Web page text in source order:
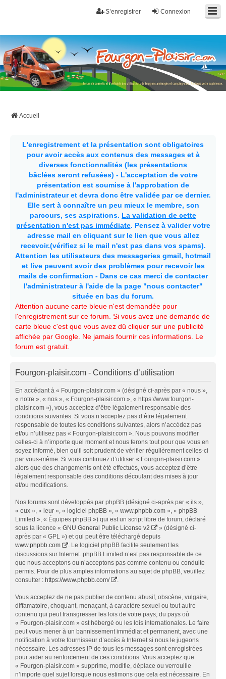
Connexion
S’enregistrer
Fourgon-plaisir.com
Forum de conseils et d'entraide des utilisateurs de fourgons, fourgons
aménagés, vans et de camping-car. Partagez votre expérience.
Accueil
L'enregistrement et la présentation sont obligatoires
pour avoir accès aux contenus des messages et à
diverses fonctionnalités (les présentations
bâclées seront refusées) - L'acceptation de votre
présentation est soumise à l'approbation de
l'administrateur et devra donc être validée par ce dernier.
Elle sert à connaître un peu mieux le membre, son
parcours, ses aspirations. La validation de cette
présentation n'est pas immédiate. Pensez à valider votre
adresse mail en cliquant sur le lien que vous allez
recevoir.(vérifiez si le mail n'est pas dans vos spams).
Attention les utilisateurs des messageries gmail, hotmail
et live peuvent avoir des problèmes pour recevoir les
mails de confirmation - Dans ce cas merci de contacter
l'administrateur à l'aide de la page "nous contacter"
située en bas du forum.
Attention aucune carte bleue n'est demandée pour
l'enregistrement sur ce forum. Si vous avez une demande de
carte bleue c'est que vous avez dû cliquer sur une publicité
affichée par Google. Ne jamais fournir ces informations. Le
forum est gratuit.
Fourgon-plaisir.com - Conditions d’utilisation
En accédant à « Fourgon-plaisir.com » (désigné ci-après par « nous »,
« notre », « nos », « Fourgon-plaisir.com », « https://www.fourgon-
plaisir.com »), vous acceptez d’être légalement responsable des
conditions suivantes. Si vous n’acceptez pas d’être légalement
responsable de toutes les conditions suivantes, alors n’accédez pas
et/ou n’utilisez pas « Fourgon-plaisir.com ». Nous pouvons modifier
celles-ci à n’importe quel moment et nous ferons tout pour que vous en
soyez informé, bien qu’il soit prudent de vérifier régulièrement celles-ci
par vous-même. Si vous continuez d’utiliser « Fourgon-plaisir.com »
alors que des changements ont été effectués, vous acceptez d’être
légalement responsable des conditions découlant des mises à jour
et/ou modifications.
Nos forums sont développés par phpBB (désigné ci-après par « ils »,
« eux », « leur », « logiciel phpBB », « www.phpbb.com », « phpBB
Limited », « Équipes phpBB ») qui est un script libre de forum, déclaré
sous la licence « GNU General Public License v2
» (désigné ci-
après par « GPL ») et qui peut être téléchargé depuis
www.phpbb.com
. Le logiciel phpBB facilite seulement les
discussions sur Internet. phpBB Limited n’est pas responsable de ce
que nous acceptons ou n’acceptons pas comme contenu ou conduite
permis. Pour de plus amples informations au sujet de phpBB, veuillez
consulter : https://www.phpbb.com/
Vous acceptez de ne pas publier de contenu abusif, obscène, vulgaire,
diffamatoire, choquant, menaçant, à caractère sexuel ou tout autre
contenu qui peut transgresser les lois de votre pays, du pays où
« Fourgon-plaisir.com » est hébergé ou les lois internationales. Le faire
peut vous mener à un bannissement immédiat et permanent, avec une
notification à votre fournisseur d’accès à Internet si nous le jugeons
nécessaire. Les adresses IP de tous les messages sont enregistrées
pour aider au renforcement de ces conditions. Vous acceptez que
« Fourgon-plaisir.com » supprime, modifie, déplace ou verrouille
n’importe quel sujet lorsque nous estimons que cela est nécessaire. En